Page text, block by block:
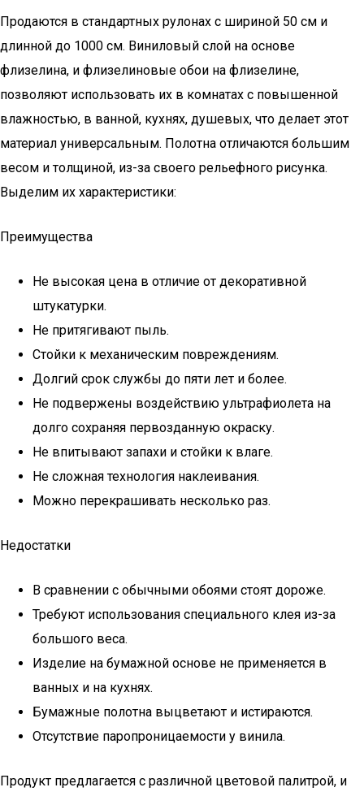
Продаются в стандартных рулонах с шириной 50 см и
длинной до 1000 см. Виниловый слой на основе
флизелина, и флизелиновые обои на флизелине,
позволяют использовать их в комнатах с повышенной
влажностью, в ванной, кухнях, душевых, что делает этот
материал универсальным. Полотна отличаются большим
весом и толщиной, из-за своего рельефного рисунка.
Выделим их характеристики:
Преимущества
Не высокая цена в отличие от декоративной
штукатурки.
Не притягивают пыль.
Стойки к механическим повреждениям.
Долгий срок службы до пяти лет и более.
Не подвержены воздействию ультрафиолета на
долго сохраняя первозданную окраску.
Не впитывают запахи и стойки к влаге.
Не сложная технология наклеивания.
Можно перекрашивать несколько раз.
Недостатки
В сравнении с обычными обоями стоят дороже.
Требуют использования специального клея из-за
большого веса.
Изделие на бумажной основе не применяется в
ванных и на кухнях.
Бумажные полотна выцветают и истираются.
Отсутствие паропроницаемости у винила.
Продукт предлагается с различной цветовой палитрой, и